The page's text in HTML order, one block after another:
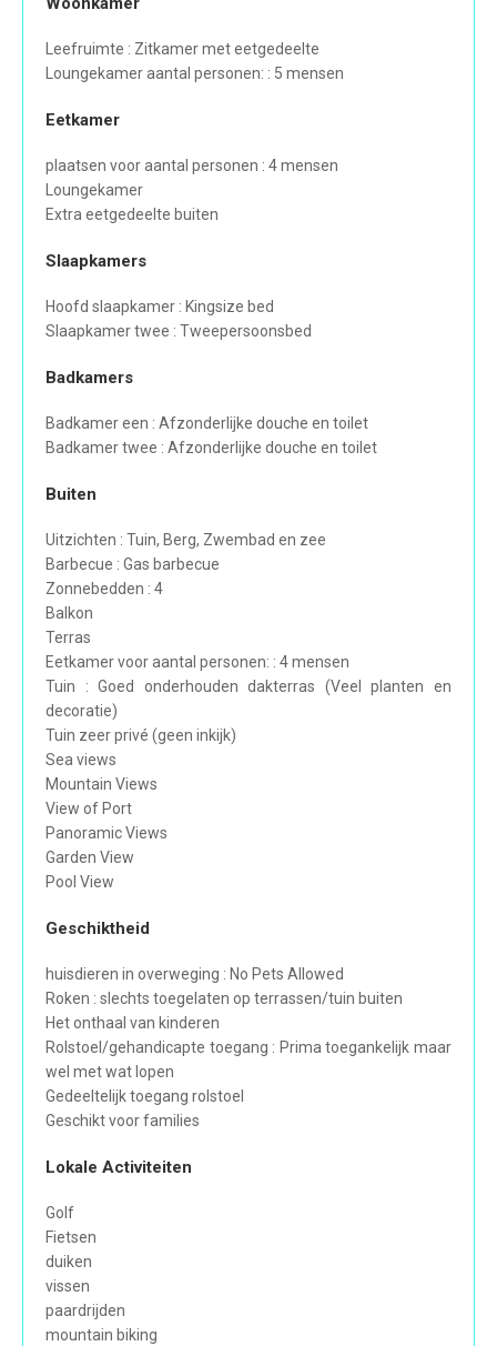
Leefruimte : Zitkamer met eetgedeelte
Loungekamer aantal personen: : 5 mensen
Eetkamer
plaatsen voor aantal personen : 4 mensen
Loungekamer
Extra eetgedeelte buiten
Slaapkamers
Hoofd slaapkamer : Kingsize bed
Slaapkamer twee : Tweepersoonsbed
Badkamers
Badkamer een : Afzonderlijke douche en toilet
Badkamer twee : Afzonderlijke douche en toilet
Buiten
Uitzichten : Tuin, Berg, Zwembad en zee
Barbecue : Gas barbecue
Zonnebedden : 4
Balkon
Terras
Eetkamer voor aantal personen: : 4 mensen
Tuin : Goed onderhouden dakterras (Veel planten en
decoratie)
Tuin zeer privé (geen inkijk)
Sea views
Mountain Views
View of Port
Panoramic Views
Garden View
Pool View
Geschiktheid
huisdieren in overweging : No Pets Allowed
Roken : slechts toegelaten op terrassen/tuin buiten
Het onthaal van kinderen
Rolstoel/gehandicapte toegang : Prima toegankelijk maar
wel met wat lopen
Gedeeltelijk toegang rolstoel
Geschikt voor families
Lokale Activiteiten
Golf
Fietsen
duiken
vissen
paardrijden
mountain biking